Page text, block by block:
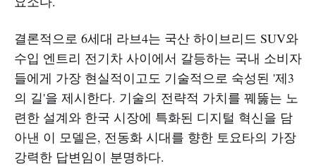
결론적으로 6세대 라브4는 국산 하이브리드 SUV와
수입 엔트리 전기차 사이에서 갈등하는 국내 소비자
들에게 가장 현실적이고도 기술적으로 숙성된 '제3
의 길'을 제시한다. 기술의 전략적 가치를 꿰뚫는 노
련한 설계와 한국 시장에 특화된 디지털 혁신을 담
아낸 이 모델은, 전동화 시대를 향한 토요타의 가장
강력한 답변임이 분명하다.